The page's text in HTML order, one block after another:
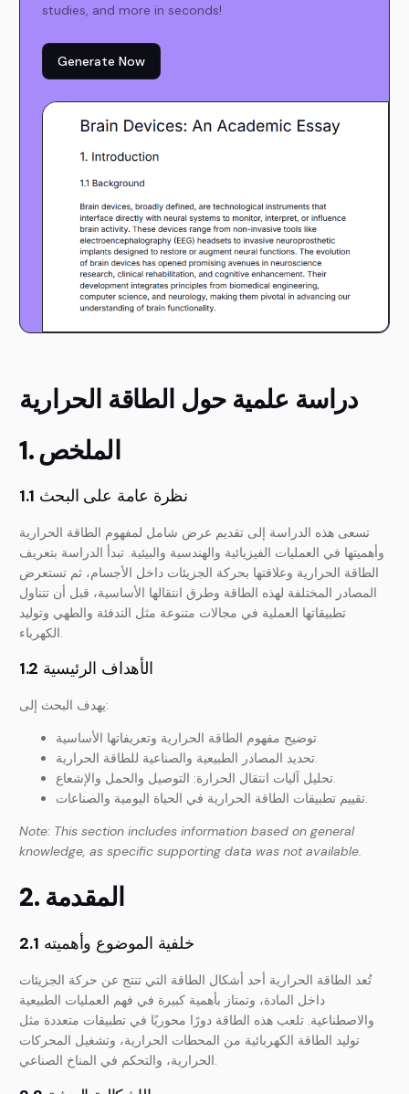
studies, and more in seconds!
Generate Now
دراسة علمية حول الطاقة الحرارية
1. الملخص
1.1 نظرة عامة على البحث
تسعى هذه الدراسة إلى تقديم عرض شامل لمفهوم الطاقة الحرارية
وأهميتها في العمليات الفيزيائية والهندسية والبيئية. تبدأ الدراسة بتعريف
الطاقة الحرارية وعلاقتها بحركة الجزيئات داخل الأجسام، ثم تستعرض
المصادر المختلفة لهذه الطاقة وطرق انتقالها الأساسية، قبل أن تتناول
تطبيقاتها العملية في مجالات متنوعة مثل التدفئة والطهي وتوليد
الكهرباء.
1.2 الأهداف الرئيسية
يهدف البحث إلى:
توضيح مفهوم الطاقة الحرارية وتعريفاتها الأساسية.
تحديد المصادر الطبيعية والصناعية للطاقة الحرارية.
تحليل آليات انتقال الحرارة: التوصيل والحمل والإشعاع.
تقييم تطبيقات الطاقة الحرارية في الحياة اليومية والصناعات.
Note: This section includes information based on general
knowledge, as specific supporting data was not available.
2. المقدمة
2.1 خلفية الموضوع وأهميته
تُعد الطاقة الحرارية أحد أشكال الطاقة التي تنتج عن حركة الجزيئات
داخل المادة، وتمتاز بأهمية كبيرة في فهم العمليات الطبيعية
والاصطناعية. تلعب هذه الطاقة دورًا محوريًا في تطبيقات متعددة مثل
توليد الطاقة الكهربائية من المحطات الحرارية، وتشغيل المحركات
الحرارية، والتحكم في المناخ الصناعي.